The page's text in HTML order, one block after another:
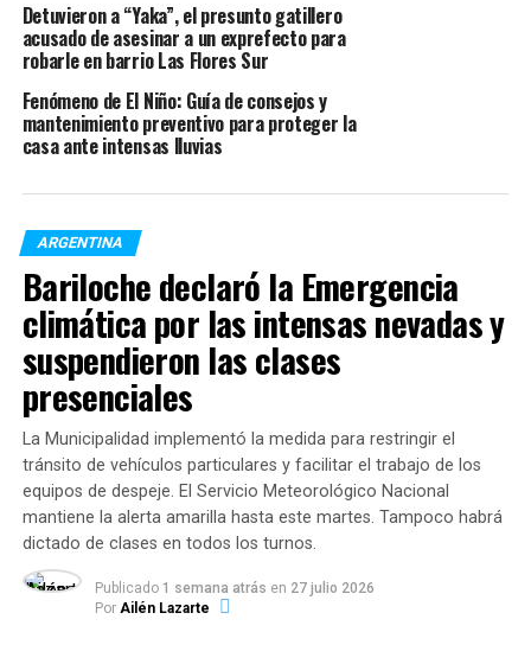
No obstante,cada provincia tiene la potestad de
decidir si acepta la llegada de los vuelos
afirmativo, deberá determinar las condiciones para el
ingreso de los pasajeros.
Jujuy, Mendoza, Córdoba, Salta, San Luis y Neuquén son
que los pasajeros cuenten con un test de PCR negativo,
con una anticipación de entre 48 y 72 horas, lo que
obligaría a reprogramar algunos viajes.
No obstante, Tucumán y Tierra del Fuego –que
dispusieron dicha medida a último momento- otorgaron
a los pasajeros la posibilidad de realizarse el test una vez
que arriben a destino para evitar la cancelación de los
vuelos previstos para hoy.
En todos los casos, los pasajeros deben chequear las
condiciones y requisitos para el embarque específicos
hacia o desde cada provincia en la web de la empresa e
ingresar aargentina.gob.ar/circularpara obtener
Detuvieron a “Yaka”, el presunto gatillero
acusado de asesinar a un exprefecto para
robarle en barrio Las Flores Sur
Fenómeno de El Niño: Guía de consejos y
mantenimiento preventivo para proteger la
casa ante intensas lluvias
ARGENTINA
Bariloche declaró la Emergencia
climática por las intensas nevadas y
suspendieron las clases
presenciales
La Municipalidad implementó la medida para restringir el
tránsito de vehículos particulares y facilitar el trabajo de los
equipos de despeje. El Servicio Meteorológico Nacional
mantiene la alerta amarilla hasta este martes. Tampoco habrá
dictado de clases en todos los turnos.
Publicado 1 semana atrás en 27 julio 2026
Por Ailén Lazarte